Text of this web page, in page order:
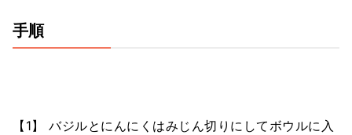
手順
【1】 バジルとにんにくはみじん切りにしてボウルに入